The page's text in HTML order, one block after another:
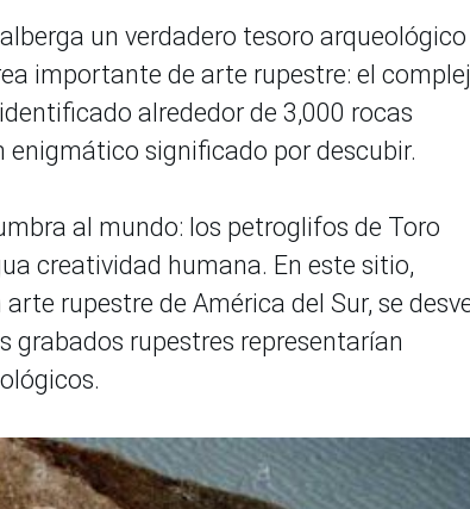
un verdadero tesoro
importante de arte rupestre: el
alrededor de 3,000 rocas
significado por descubir.
al mundo: los petroglifos de Toro
creatividad humana. En este sitio,
rupestre de América del Sur, se
grabados rupestres representarían